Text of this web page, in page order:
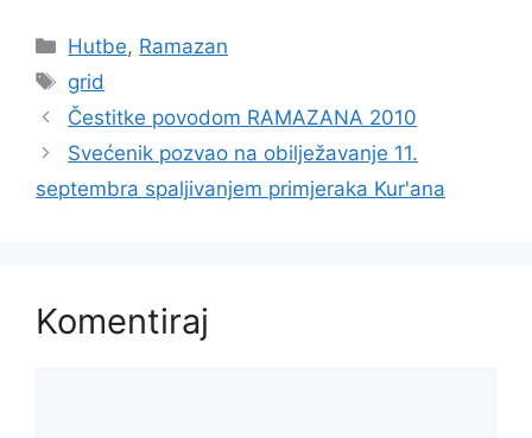
Kategorije
Hutbe, Ramazan
Oznake
grid
Čestitke povodom RAMAZANA 2010
Svećenik pozvao na obilježavanje 11.
septembra spaljivanjem primjeraka Kur'ana
Komentiraj